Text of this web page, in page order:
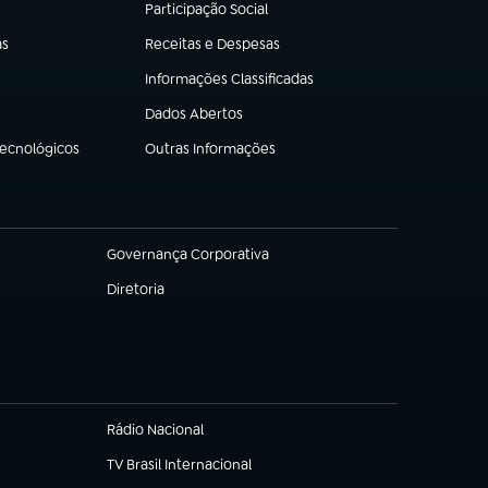
Participação Social
(abre em nova aba)
Receitas e Despesas
(abre em nova aba)
Informações Classificadas
(abre em nova aba)
Dados Abertos
(abre em nova aba)
Outras Informações
(abre em nova aba)
Governança Corporativa
(abre em nova aba)
Diretoria
(abre em nova aba)
Rádio Nacional
TV Brasil Internacional
(abre em nova aba)